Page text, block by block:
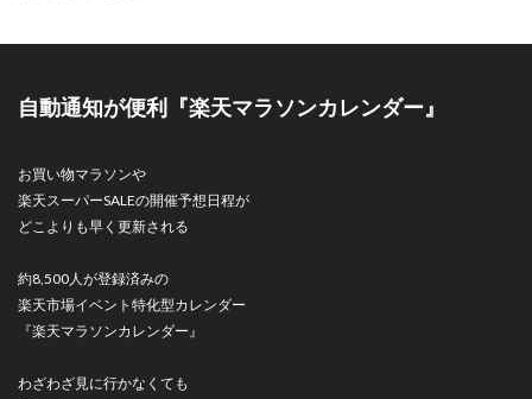
自動通知が便利『楽天マラソンカレンダー』
お買い物マラソンや
楽天スーパーSALEの開催予想日程が
どこよりも早く更新される
約8,500人が登録済みの
楽天市場イベント特化型カレンダー
『楽天マラソンカレンダー』
わざわざ見に行かなくても